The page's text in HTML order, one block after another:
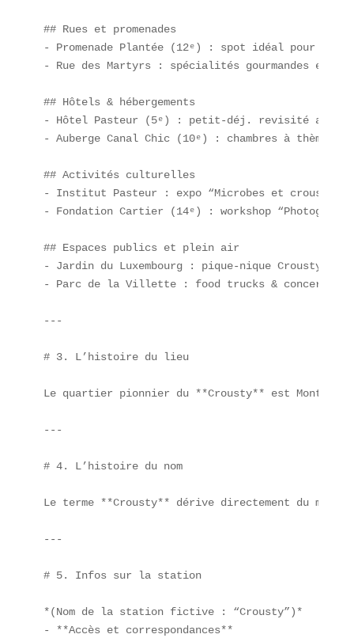
## Rues et promenades
- Promenade Plantée (12ᵉ) : spot idéal pour
- Rue des Martyrs : spécialités gourmandes et
## Hôtels & hébergements
- Hôtel Pasteur (5ᵉ) : petit-déj. revisité avec
- Auberge Canal Chic (10ᵉ) : chambres à thème
## Activités culturelles
- Institut Pasteur : expo “Microbes et
- Fondation Cartier (14ᵉ) : workshop
## Espaces publics et plein air
- Jardin du Luxembourg : pique-nique Crousty-
- Parc de la Villette : food trucks & concerts.
---
# 3. L’histoire du lieu
Le quartier pionnier du **Crousty** est
---
# 4. L’histoire du nom
Le terme **Crousty** dérive directement du
---
# 5. Infos sur la station
*(Nom de la station fictive : “Crousty”)*
- **Accès et correspondances**